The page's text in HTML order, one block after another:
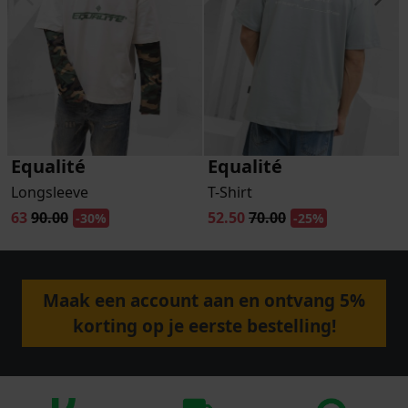
Equalité
Longsleeve
63 90.00 -30%
Equalité
T-Shirt
52.5070.00 -25%
Maak een account aan en ontvang 5%
korting op je eerste bestelling!